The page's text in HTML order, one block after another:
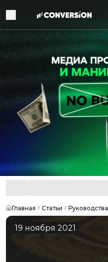
Главная Статьи Руководства
19 ноября 2021